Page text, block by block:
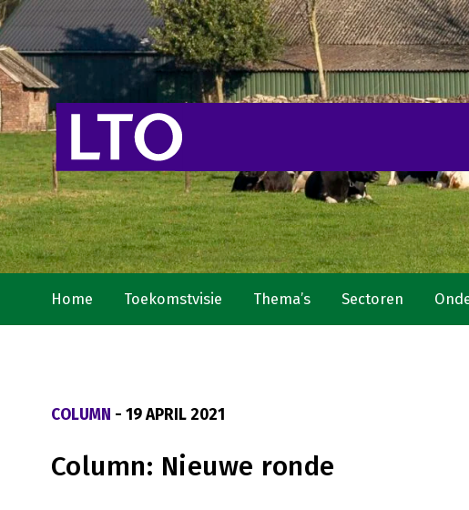
Home Toekomstvisie Thema’s Sectoren
COLUMN - 19 APRIL 2021
Column: Nieuwe ronde